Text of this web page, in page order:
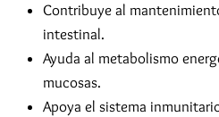
Contribuye al
intestinal.
Ayuda al metabolismo
mucosas.
Apoya el sistema